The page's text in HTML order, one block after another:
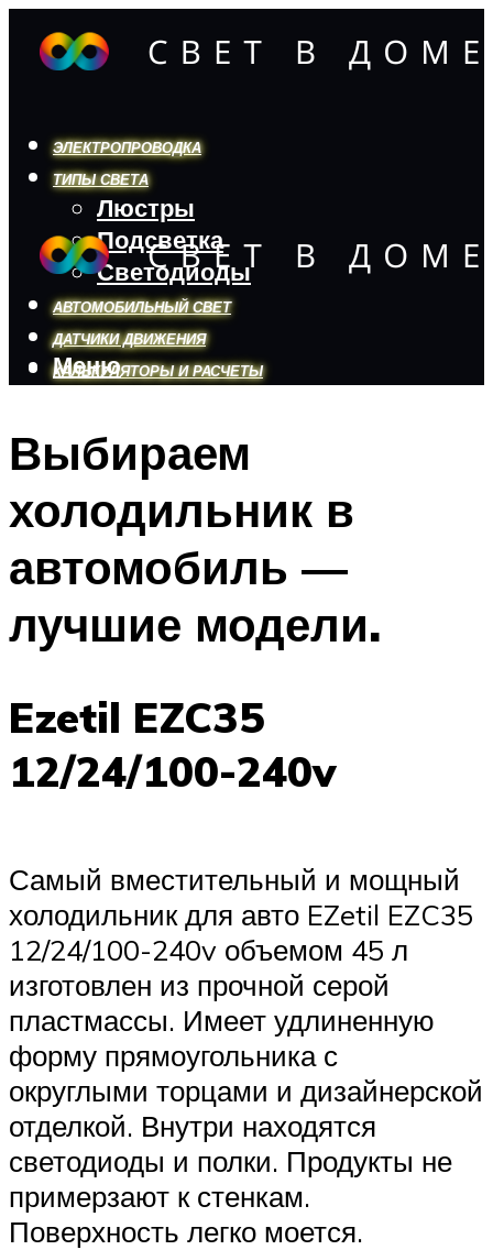
ЭЛЕКТРОПРОВОДКА
ТИПЫ СВЕТА
Люстры
Подсветка
Светодиоды
АВТОМОБИЛЬНЫЙ СВЕТ
ДАТЧИКИ ДВИЖЕНИЯ
КАЛЬКУЛЯТОРЫ И РАСЧЕТЫ
Меню
Меню
Выбираем
холодильник в
автомобиль —
лучшие модели.
Ezetil EZC35
12/24/100-240v
Самый вместительный и мощный
холодильник для авто EZetil EZC35
12/24/100-240v объемом 45 л
изготовлен из прочной серой
пластмассы. Имеет удлиненную
форму прямоугольника с
округлыми торцами и дизайнерской
отделкой. Внутри находятся
светодиоды и полки. Продукты не
примерзают к стенкам.
Поверхность легко моется.